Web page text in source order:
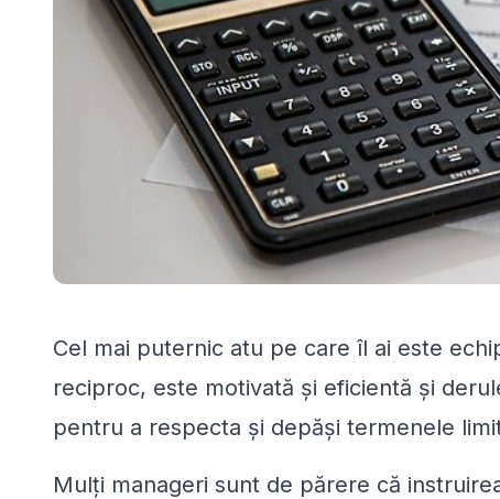
Cel mai puternic atu pe care îl ai este
reciproc, este motivată și eficientă și
pentru a respecta și depăși termenele
Mulți manageri sunt de părere că